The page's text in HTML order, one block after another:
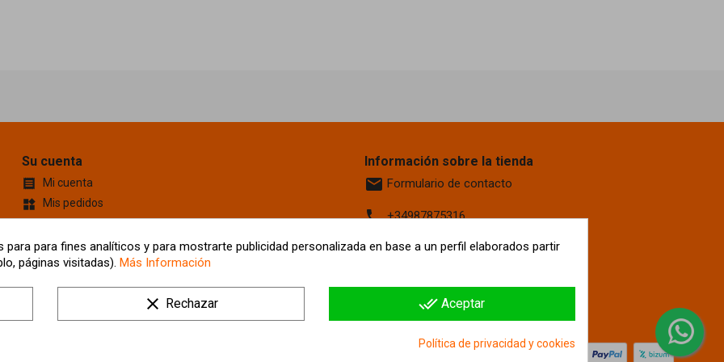
Su cuenta
 Mi cuenta
widgets Mis pedidos
Cupones de descuento
account_box Información personal
location_on Mis Direcciones
Tus ajustes de cookies
Información sobre la tienda
email Formulario de contacto
phone+34987875316
location_on Calle La Fontanilla, 6
para fines analíticos y para mostrarte publicidad personalizada en base a un perfil elaborados partir
páginas visitadas). Más Información
clear Rechazar done_all Aceptar
Política de privacidad y cookies